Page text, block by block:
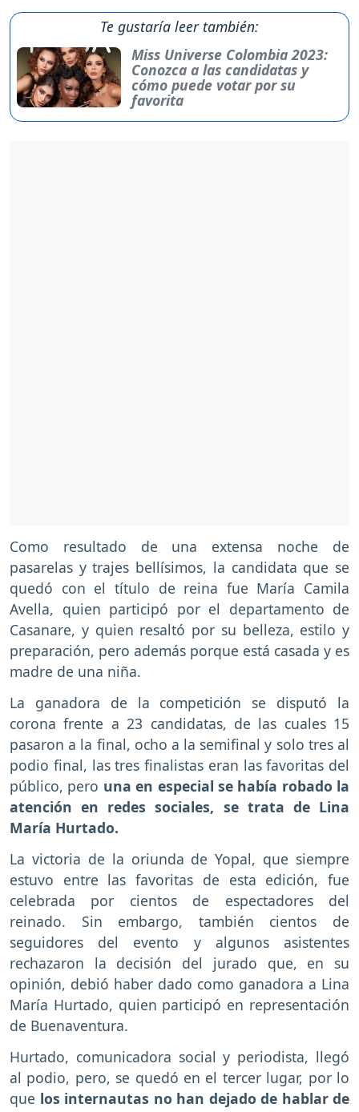
Te gustaría leer también:
Miss Universe Colombia 2023:
Conozca a las candidatas y
cómo puede votar por su
favorita
Como resultado de una extensa noche de
pasarelas y trajes bellísimos, la candidata que se
quedó con el título de reina fue María Camila
Avella, quien participó por el departamento de
Casanare, y quien resaltó por su belleza, estilo y
preparación, pero además porque está casada y es
madre de una niña.
La ganadora de la competición se disputó la
corona frente a 23 candidatas, de las cuales 15
pasaron a la final, ocho a la semifinal y solo tres al
podio final, las tres finalistas eran las favoritas del
público, pero una en especial se había robado la
atención en redes sociales, se trata de Lina
María Hurtado.
La victoria de la oriunda de Yopal, que siempre
estuvo entre las favoritas de esta edición, fue
celebrada por cientos de espectadores del
reinado. Sin embargo, también cientos de
seguidores del evento y algunos asistentes
rechazaron la decisión del jurado que, en su
opinión, debió haber dado como ganadora a Lina
María Hurtado, quien participó en representación
de Buenaventura.
Hurtado, comunicadora social y periodista, llegó
al podio, pero, se quedó en el tercer lugar, por lo
que los internautas no han dejado de hablar de